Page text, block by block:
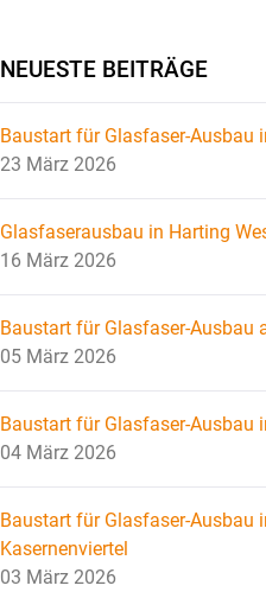
NEUESTE BEITRÄGE
Baustart für Glasfaser-Ausbau
23 März 2026
Glasfaserausbau in Harting
16 März 2026
Baustart für Glasfaser-Ausbau
05 März 2026
Baustart für Glasfaser-Ausbau
04 März 2026
Baustart für Glasfaser-Ausbau
Kasernenviertel
03 März 2026